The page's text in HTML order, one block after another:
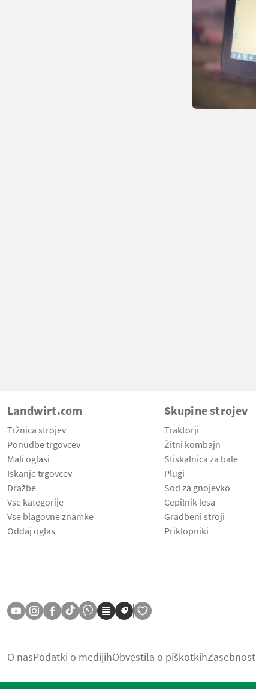
Landwirt.com
Tržnica strojev
Ponudbe trgovcev
Mali oglasi
Iskanje trgovcev
Dražbe
Vse kategorije
Vse blagovne znamke
Oddaj oglas
Skupine strojev
Traktorji
Žitni kombajn
Stiskalnica za bale
Plugi
Sod za gnojevko
Cepilnik lesa
Gradbeni stroji
Priklopniki
O nasPodatki o medijihObvestila o piškotkihZasebnost